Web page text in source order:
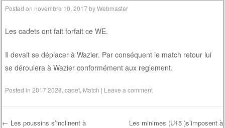
Posted on novembre 10, 2017byWebmaster
Les cadets ont fait forfait ce WE.
Il devait se déplacer à Wazier. Par conséquent le match retour lui
se déroulera à Wazier conformément aux reglement.
Posted in2017 2028 ,cadet Match | Leave a comment
← Les poussins s’inclinent à
Les minimes (U15 )s’imposent à